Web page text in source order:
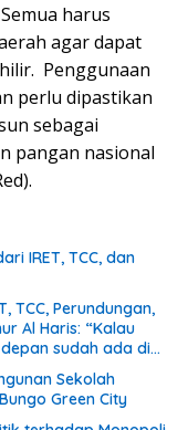
harus
agar dapat
Penggunaan
perlu dipastikan
sebagai
pangan nasional
IRET, TCC, dan
TCC, Perundungan,
Al Haris: “Kalau
sudah ada di
Sekolah
Green City